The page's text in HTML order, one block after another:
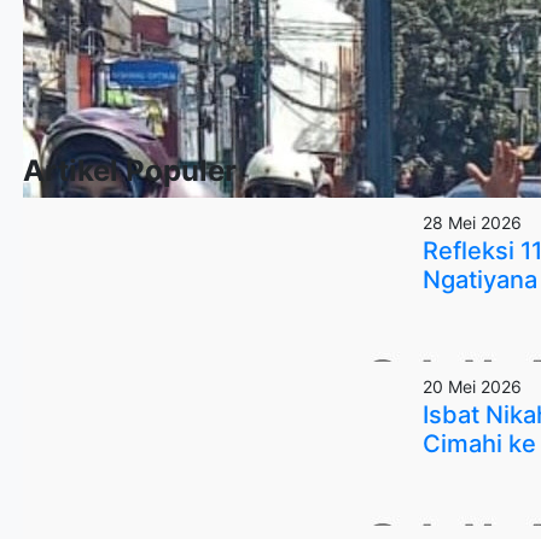
Artikel Populer
28 Mei 2026
Refleksi
20 Mei 2026
Isbat
Cimahi